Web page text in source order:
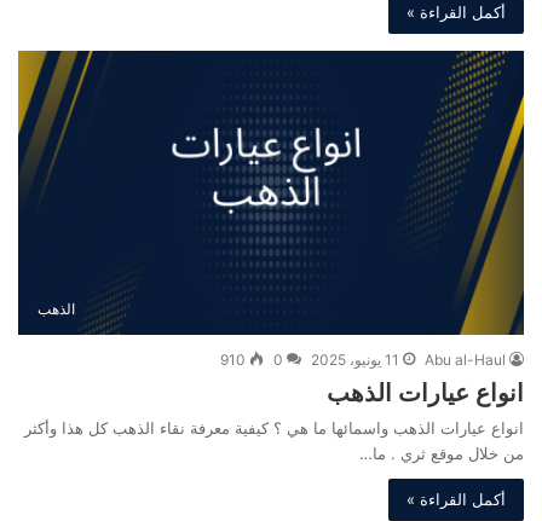
أكمل القراءة »
الذهب
Abu al-Haul 11 يونيو، 2025 0
910
انواع عيارات الذهب
انواع عيارات الذهب واسمائها ما هي ؟ كيفية معرفة نقاء الذهب كل هذا وأكثر
من خلال موقع ثري . ما…
أكمل القراءة »